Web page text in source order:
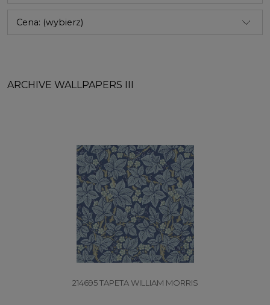
Cena: (wybierz)
ARCHIVE WALLPAPERS III
214695 TAPETA WILLIAM MORRIS